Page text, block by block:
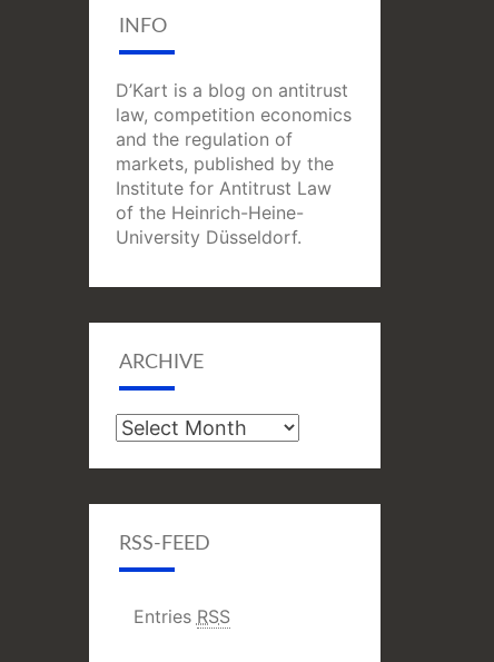
INFO
D’Kart is a blog on antitrust
law, competition economics
and the regulation of
markets, published by the
Institute for Antitrust Law
of the Heinrich-Heine-
University Düsseldorf.
ARCHIVE
Archive
RSS-FEED
Entries RSS